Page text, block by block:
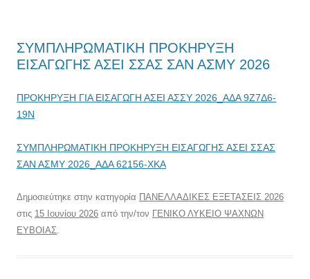
ΣΥΜΠΛΗΡΩΜΑΤΙΚΗ ΠΡΟΚΗΡΥΞΗ
ΕΙΣΑΓΩΓΗΣ ΑΣΕΙ ΣΣΑΣ ΣΑΝ ΑΣΜΥ 2026
ΠΡΟΚΗΡΥΞΗ ΓΙΑ ΕΙΣΑΓΩΓΗ ΑΣΕΙ ΑΣΣΥ 2026_ΑΔΑ 9Ζ7Δ6-
19Ν
ΣΥΜΠΛΗΡΩΜΑΤΙΚΗ ΠΡΟΚΗΡΥΞΗ ΕΙΣΑΓΩΓΗΣ ΑΣΕΙ ΣΣΑΣ
ΣΑΝ ΑΣΜΥ 2026_ΑΔΑ 62156-ΧΚΑ
Δημοσιεύτηκε στην κατηγορία ΠΑΝΕΛΛΑΔΙΚΕΣ ΕΞΕΤΑΣΕΙΣ 2026
στις 15 Ιουνίου 2026 από την/τον ΓΕΝΙΚΟ ΛΥΚΕΙΟ ΨΑΧΝΩΝ
ΕΥΒΟΙΑΣ